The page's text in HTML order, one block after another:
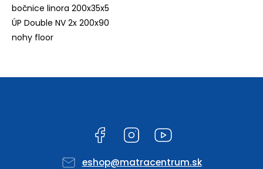
bočnice linora 200x35x5
ÚP Double NV 2x 200x90
nohy floor
Facebook Instagram
eshop@matracentrum.sk